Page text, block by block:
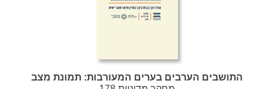
התושבים הערבים בערים המעורבות: תמונת מצב